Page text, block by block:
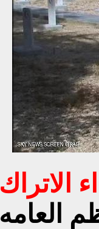
الاتراك
العامه